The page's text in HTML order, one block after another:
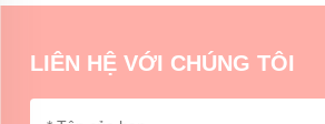
và cách sử dụng của họ.
LIÊN HỆ VỚI CHÚNG TÔI